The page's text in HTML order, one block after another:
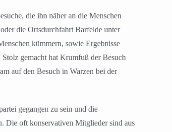
die ihn näher an die Menschen
die Ortsdurchfahrt Barfelde unter
kümmern, sowie Ergebnisse
gemacht hat Krumfuß der Besuch
auf den Besuch in Warzen bei der
gegangen zu sein und die
Die oft konservativen Mitglieder sind aus